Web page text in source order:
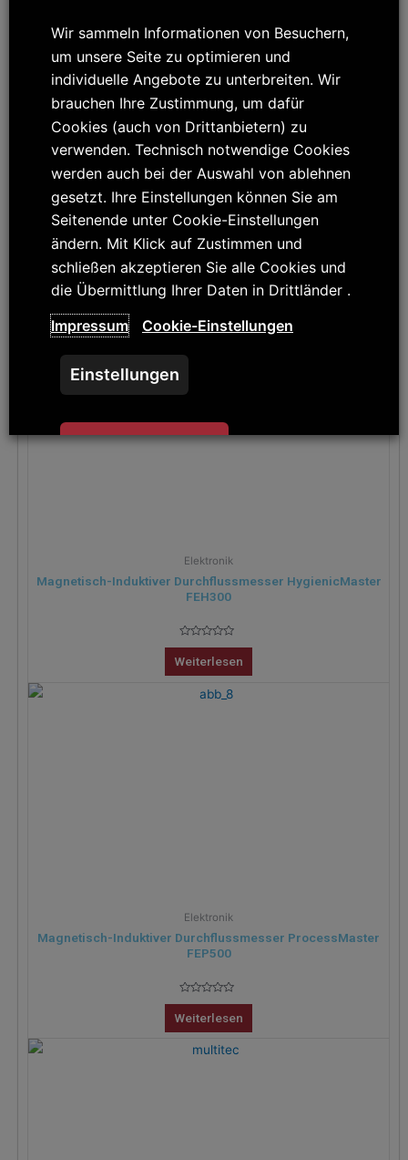
Elektronik
Magnetisch-induktive Durchflussmesser für Wasser und
Abwasser
Bewertet
mit
von
5
Elektronik
Magnetisch-Induktiver Durchflussmesser HygienicMaster
FEH300
Bewertet
mit
0
von
Weiterlesen
Elektronik
Magnetisch-Induktiver Durchflussmesser ProcessMaster
FEP500
Bewertet
mit
0
von
Weiterlesen
Wir sammeln Informationen von Besuchern,
um unsere Seite zu optimieren und
individuelle Angebote zu unterbreiten. Wir
brauchen Ihre Zustimmung, um dafür
Cookies (auch von Drittanbietern) zu
verwenden. Technisch notwendige Cookies
werden auch bei der Auswahl von ablehnen
gesetzt. Ihre Einstellungen können Sie am
Seitenende unter Cookie-Einstellungen
ändern. Mit Klick auf Zustimmen und
schließen akzeptieren Sie alle Cookies und
die Übermittlung Ihrer Daten in Drittländer .
Impressum
Cookie-Einstellungen
Einstellungen
Zustimmen und